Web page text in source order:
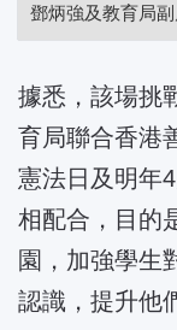
鄧炳強及教育局
據悉，該場挑
育局聯合香港
憲法日及明年
相配合，目的
園，加強學生
認識，提升他